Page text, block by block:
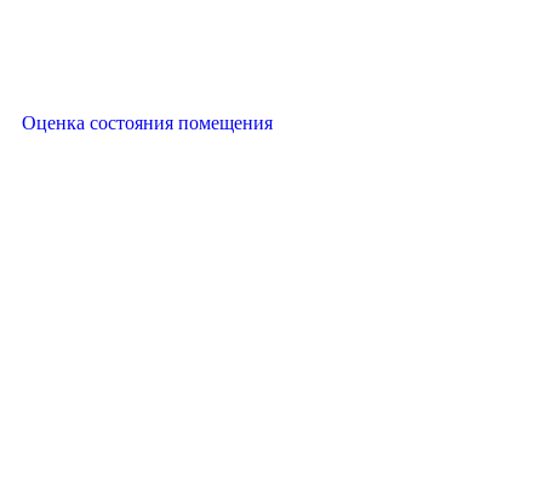
Оценка состояния помещения